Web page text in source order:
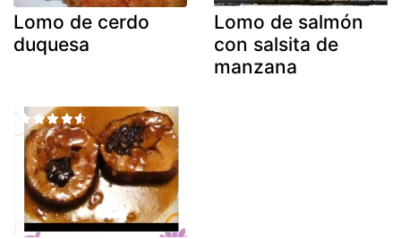
Lomo de cerdo
duquesa
Lomo de salmón
con salsita de
manzana